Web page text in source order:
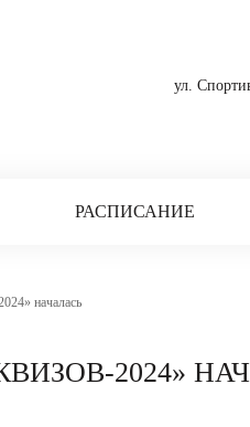
ул.
РАСПИСАНИЕ
началась
2024»